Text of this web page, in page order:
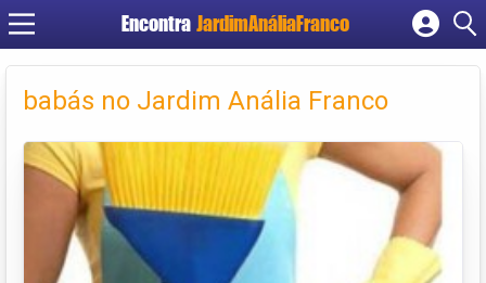
Encontra JardimAnáliaFranco
Cadastrar empresa
Criar conta
babás no Jardim Anália Franco